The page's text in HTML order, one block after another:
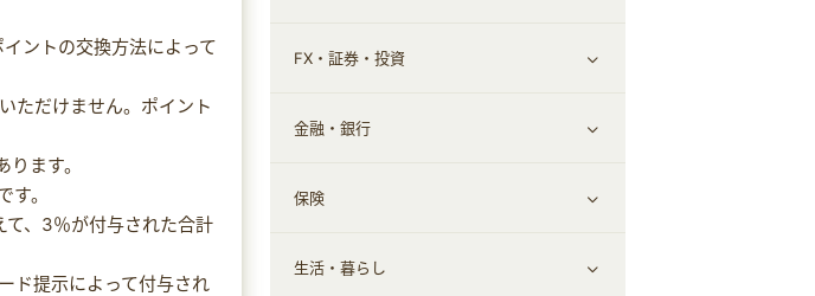
ントの交換方法によって
ただけません。ポイント
ます。
。
、3％が付与された合計
ド提示によって付与され
家電・パソコン・ソフトウェア
通信・レンタルサーバー
スマホ・携帯電話・SIM
すべて見る
クレジットカード
FX・証券・投資
すべて見る
証券
金融・銀行
銀行・ネット銀行
保険
すべて見る
生活・暮らし